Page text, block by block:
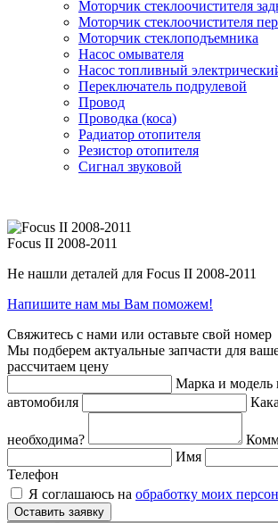
Моторчик стеклоочистителя
Моторчик стеклоочистителя
Моторчик стеклоподъемника
Насос омывателя
Насос топливный
Переключатель подрулевой
Провод
Проводка (коса)
Радиатор отопителя
Резистор отопителя
Сигнал звуковой
Focus II 2008-2011
Не нашли деталей для Focus II 2008-2011
Напишите нам мы Вам поможем!
Свяжитесь с нами или оставьте свой номер
Мы подберем актуальные запчасти для
рассчитаем цену
Марка и модель
автомобиля
необходима?
Имя
Телефон
Я соглашаюсь на обработку моих